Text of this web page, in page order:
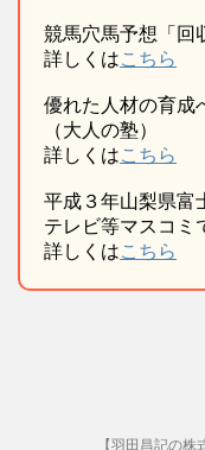
競馬穴馬予想「回
詳しくはこちら
優れた人材の育
（大人の塾）
詳しくはこちら
平成３年山梨県
テレビ等マスコミ
詳しくはこちら
【羽田昌記の